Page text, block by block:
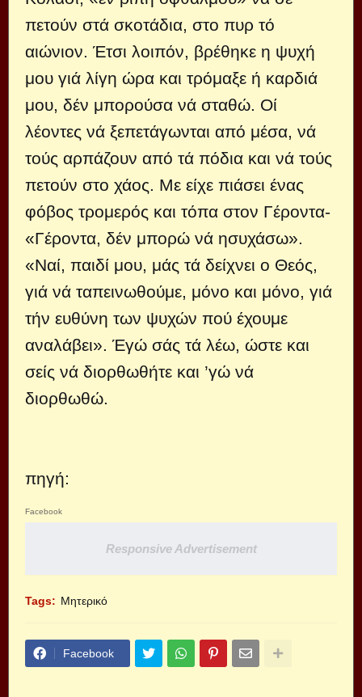
πετούν στά σκοτάδια, στο πυρ τό
αιώνιον. Έτσι λοιπόν, βρέθηκε η ψυχή
μου γιά λίγη ώρα και τρόμαξε ή καρδιά
μου, δέν μπορούσα νά σταθώ. Οί
λέοντες νά ξεπετάγωνται από μέσα, νά
τούς αρπάζουν από τά πόδια και νά τούς
πετούν στο χάος. Με είχε πιάσει ένας
φόβος τρομερός και τόπα στον Γέροντα-
«Γέροντα, δέν μπορώ νά ησυχάσω».
«Ναί, παιδί μου, μάς τά δείχνει ο Θεός,
γιά νά ταπεινωθούμε, μόνο και μόνο, γιά
τήν ευθύνη των ψυχών πού έχουμε
αναλάβει». Έγώ σάς τά λέω, ώστε και
σείς νά διορθωθήτε και ’γώ νά
διορθωθώ.
πηγή:
Facebook
Responsive Advertisement
Tags: Μητερικό
Facebook